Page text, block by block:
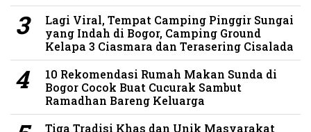
Lagi Viral, Tempat Camping Pinggir Sungai
yang Indah di Bogor, Camping Ground
Kelapa 3 Ciasmara dan Terasering Cisalada
10 Rekomendasi Rumah Makan Sunda di
Bogor Cocok Buat Cucurak Sambut
Ramadhan Bareng Keluarga
Tiga Tradisi Khas dan Unik Masyarakat